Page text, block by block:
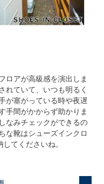
ロアが高級感を演出しま
れていて、いつも明るく
が塞がっている時や夜遅
手間がかからず助かりま
なみチェックができるの
な靴はシューズインクロ
てくださいね。